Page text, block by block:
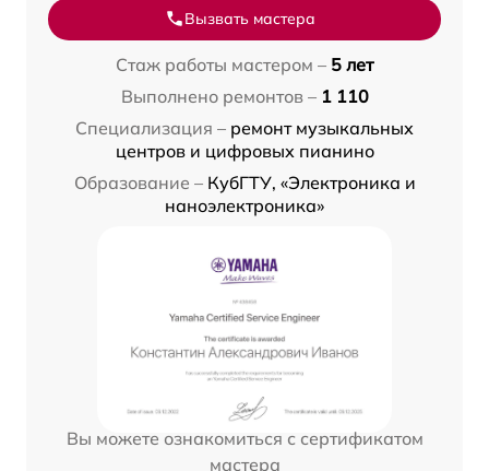
Вызвать мастера
Стаж работы мастером – 5 лет
Выполнено ремонтов – 1 110
Специализация – ремонт музыкальных
центров и цифровых пианино
Образование – КубГТУ, «Электроника и
наноэлектроника»
Вы можете ознакомиться с сертификатом
мастера